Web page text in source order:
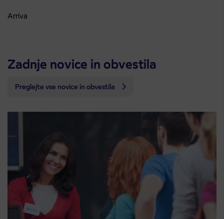
Arriva
Zadnje novice in obvestila
Preglejte vse novice in obvestila